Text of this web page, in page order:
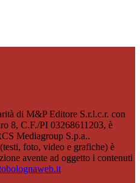
di M&P Editore S.r.l.c.r. con
8, C.F./PI 03268611203, è
Mediagroup S.p.a..
foto, video e grafiche) è
avente ad oggetto i contenuti